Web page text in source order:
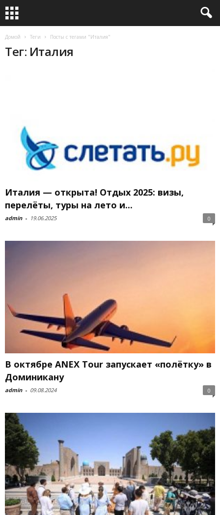
Домой Теги Посты с тегами "Италия"
Тег: Италия
Италия — открыта! Отдых 2025: визы,
перелёты, туры на лето и...
admin - 19.06.2025 0
В октябре ANEX Tour запускает «полётку» в
Доминикану
admin - 09.08.2024 0